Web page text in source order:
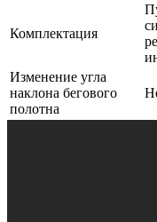
Комплектация
Изменение угла
наклона бегового
полотна